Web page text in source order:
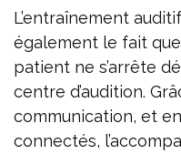
L’entraînement
également le fait
patient ne s’arrête
centre d’audition.
communication, et
connectés,